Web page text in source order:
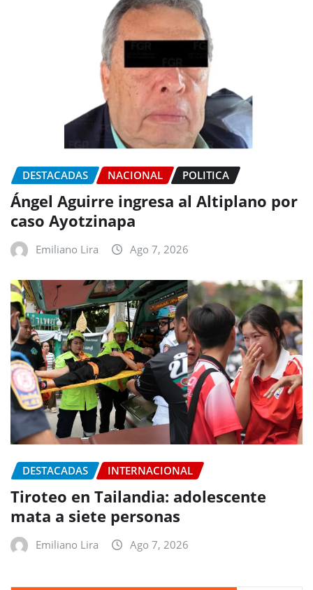
DESTACADAS NACIONAL POLITICA
Ángel Aguirre ingresa al Altiplano por
caso Ayotzinapa
Emiliano Lira Ago 7, 2026
DESTACADAS INTERNACIONAL
Tiroteo en Tailandia: adolescente
mata a siete personas
Emiliano Lira Ago 7, 2026